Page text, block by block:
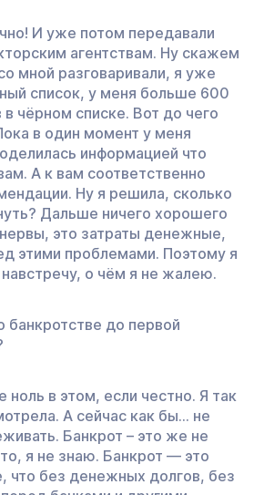
И уже потом передавали
агентствам. Ну скажем
мной разговаривали, я уже
список, у меня больше 600
чёрном списке. Вот до чего
в один момент у меня
информацией что
А к вам соответственно
Ну я решила, сколько
Дальше ничего хорошего
это затраты денежные,
этими проблемами. Поэтому я
о чём я не жалею.
банкротстве до первой
в этом, если честно. Я так
А сейчас как бы… не
Банкрот – это же не
я не знаю. Банкрот — это
что без денежных долгов, без